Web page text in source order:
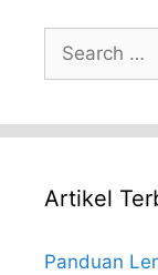
Search
for:
Artikel
Panduan